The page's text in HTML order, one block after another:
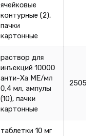
ячейковые
контурные (2),
пачки
картонные
раствор для
инъекций 10000
анти-Ха МЕ/мл
0,4 мл, ампулы
(10), пачки
картонные
250525
таблетки 10 мг